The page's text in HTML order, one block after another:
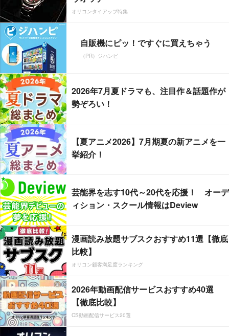
オリコンタイアップ特集
自販機にピッ！ですぐに買えちゃう
（PR）ジハンピ
2026年7月夏ドラマも、注目作＆話題作が
勢ぞろい！
【夏アニメ2026】7月期夏の新アニメを一
挙紹介！
芸能界を志す10代～20代を応援！ オーデ
ィション・スクール情報はDeview
漫画読み放題サブスクおすすめ11選【徹底
比較】
オリコン顧客満足度ランキング
2026年動画配信サービスおすすめ40選
【徹底比較】
CS動画配信サービス20選